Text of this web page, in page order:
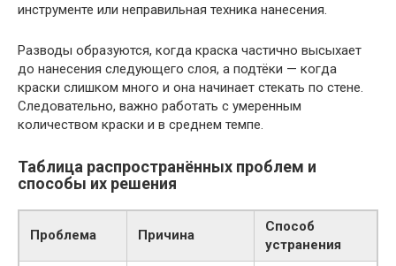
инструменте или неправильная техника нанесения.
Разводы образуются, когда краска частично высыхает
до нанесения следующего слоя, а подтёки — когда
краски слишком много и она начинает стекать по стене.
Следовательно, важно работать с умеренным
количеством краски и в среднем темпе.
Таблица распространённых проблем и
способы их решения
Проблема Причина
Способ
устранения